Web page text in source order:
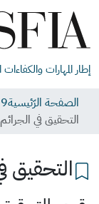
إطار المهارات والكفاءات
الصفحة الرّئيسية
التحقيق في الجرائم
التحقيق